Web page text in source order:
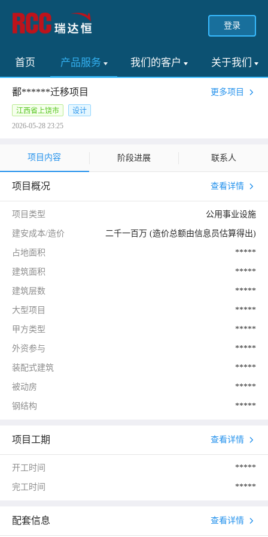
登录
首页 产品服务 我们的客户 关于我们
鄱******迁移项目 更多项目
江西省上饶市
设计
2026-05-28 23:25
项目内容 阶段进展 联系人
项目概况 查看详情
项目类型 公用事业设施
建安成本/造价 二千一百万 (造价总额由信息员估算得出)
占地面积 *****
建筑面积 *****
建筑层数 *****
大型项目 *****
甲方类型 *****
外资参与 *****
装配式建筑 *****
被动房 *****
钢结构 *****
项目工期 查看详情
开工时间 *****
完工时间 *****
配套信息 查看详情